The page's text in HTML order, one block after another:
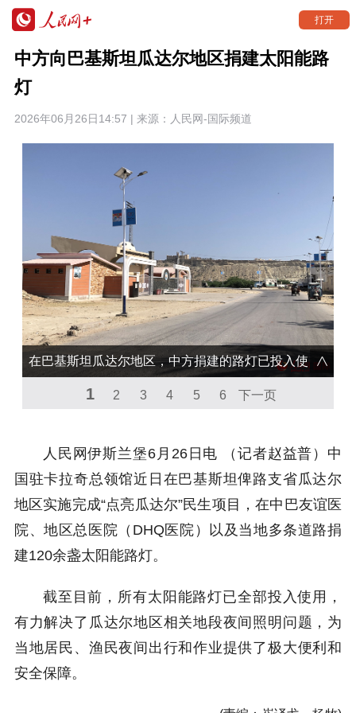
打开
中方向巴基斯坦瓜达尔地区捐建太阳能路
灯
2026年06月26日14:57 | 来源： 人民网-国际频道
在巴基斯坦瓜达尔地区，中方捐建的路灯已投入使
用。人民网 瓦卡尔·艾哈迈德摄
1 2 3 4 5 6 下一页
人民网伊斯兰堡6月26日电 （记者赵益普）中
国驻卡拉奇总领馆近日在巴基斯坦俾路支省瓜达尔
地区实施完成“点亮瓜达尔”民生项目，在中巴友谊医
院、地区总医院（DHQ医院）以及当地多条道路捐
建120余盏太阳能路灯。
截至目前，所有太阳能路灯已全部投入使用，
有力解决了瓜达尔地区相关地段夜间照明问题，为
当地居民、渔民夜间出行和作业提供了极大便利和
安全保障。